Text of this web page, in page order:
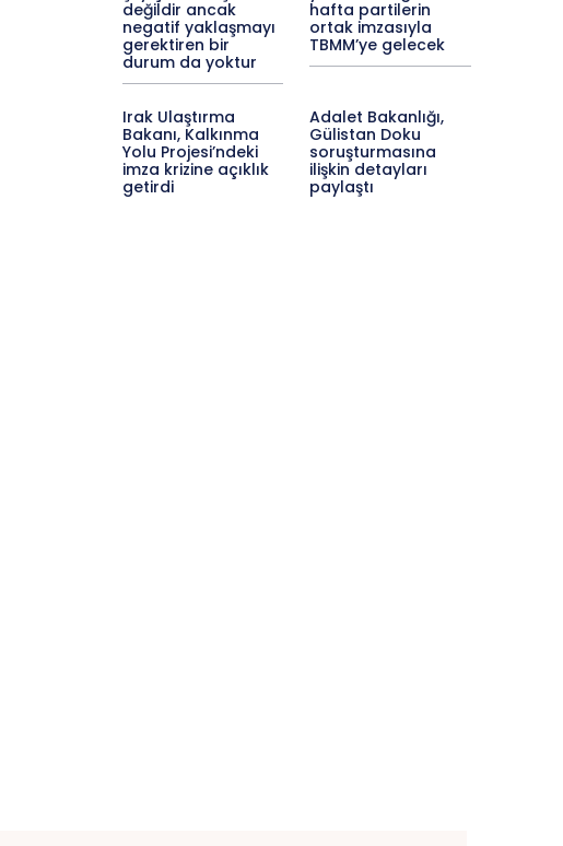
değildir ancak
negatif yaklaşmayı
gerektiren bir
durum da yoktur
hafta partilerin
ortak imzasıyla
TBMM’ye gelecek
Irak Ulaştırma
Bakanı, Kalkınma
Yolu Projesi’ndeki
imza krizine açıklık
getirdi
Adalet Bakanlığı,
Gülistan Doku
soruşturmasına
ilişkin detayları
paylaştı